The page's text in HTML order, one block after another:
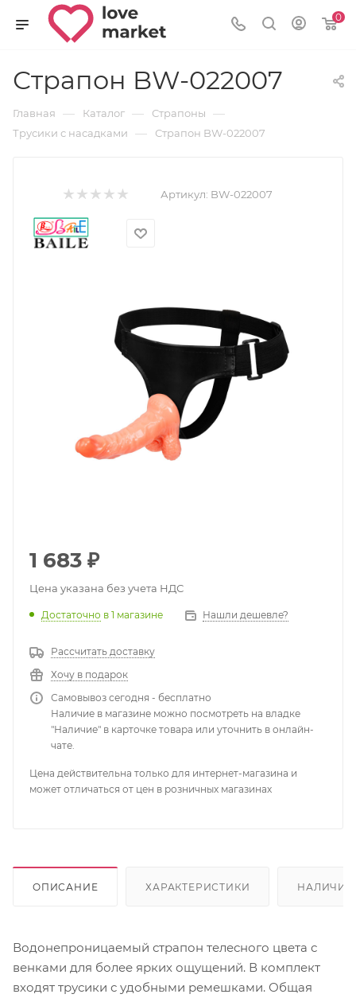
0
Страпон BW-022007
Главная — Каталог — Страпоны —
Трусики с насадками — Страпон BW-022007
Артикул: BW-022007
1 683 ₽
Цена указана без учета НДС
Достаточно в 1 магазине Нашли дешевле?
Рассчитать доставку
Хочу в подарок
Самовывоз сегодня - бесплатно
Наличие в магазине можно посмотреть на владке
"Наличие" в карточке товара или уточнить в онлайн-
чате.
Цена действительна только для интернет-магазина и
может отличаться от цен в розничных магазинах
ОПИСАНИЕ ХАРАКТЕРИСТИКИ НАЛИЧИЕ
Водонепроницаемый страпон телесного цвета с
венками для более ярких ощущений. В комплект
входят трусики с удобными ремешками. Общая